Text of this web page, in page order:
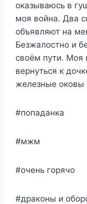
оказываюсь в
моя война. Два
объявляют на
Безжалостно и
своём пути. Моя
вернуться к
железные оковы
#попаданка
#мжм
#очень горячо
#драконы и